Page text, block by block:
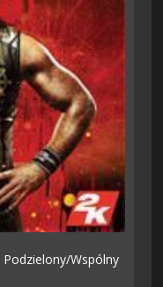
Podzielony/wspólny